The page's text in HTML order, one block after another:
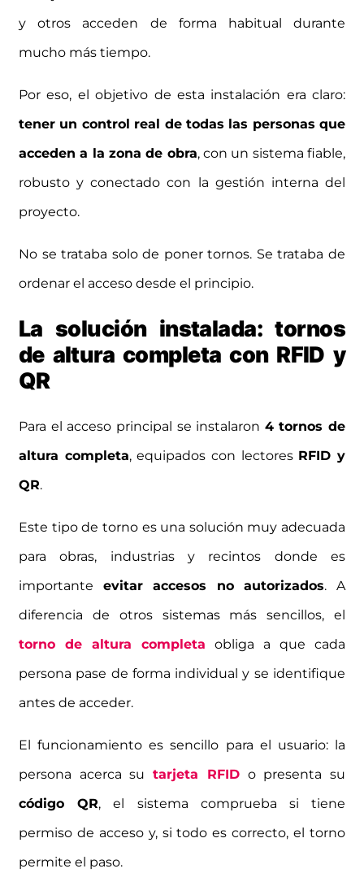
y otros acceden de forma habitual durante
mucho más tiempo.
Por eso, el objetivo de esta instalación era claro:
tener un control real de todas las personas que
acceden a la zona de obra, con un sistema fiable,
robusto y conectado con la gestión interna del
proyecto.
No se trataba solo de poner tornos. Se trataba de
ordenar el acceso desde el principio.
La solución instalada: tornos
de altura completa con RFID y
QR
Para el acceso principal se instalaron 4 tornos de
altura completa, equipados con lectores RFID y
QR.
Este tipo de torno es una solución muy adecuada
para obras, industrias y recintos donde es
importante evitar accesos no autorizados. A
diferencia de otros sistemas más sencillos, el
torno de altura completa obliga a que cada
persona pase de forma individual y se identifique
antes de acceder.
El funcionamiento es sencillo para el usuario: la
persona acerca sutarjeta RFIDo presenta su
código QR, el sistema comprueba si tiene
permiso de acceso y, si todo es correcto, el torno
permite el paso.